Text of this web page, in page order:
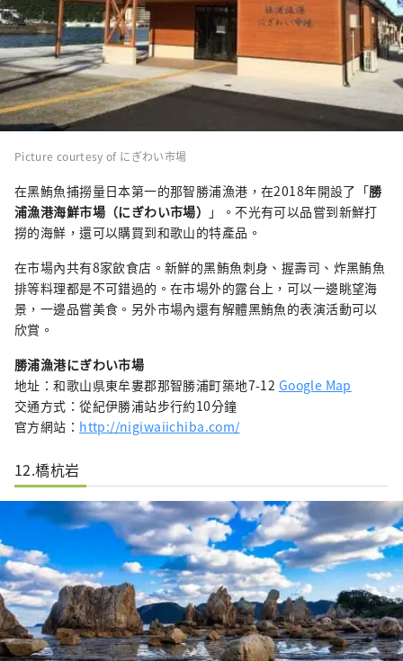
Picture courtesy of にぎわい市場
在黑鮪魚捕撈量日本第一的那智勝浦漁港，在2018年開設了「勝
浦漁港海鮮市場（にぎわい市場） 」。不光有可以品嘗到新鮮打
撈的海鮮，還可以購買到和歌山的特產品。
在市場內共有8家飲食店。新鮮的黑鮪魚刺身、握壽司、炸黑鮪魚
排等料理都是不可錯過的。在市場外的露台上，可以一邊眺望海
景，一邊品嘗美食。另外市場內還有解體黑鮪魚的表演活動可以
欣賞。
勝浦漁港にぎわい市場
地址：和歌山県東牟婁郡那智勝浦町築地7-12 Google Map
交通方式：從紀伊勝浦站步行約10分鐘
官方網站： http://nigiwaiichiba.com/
12.橋杭岩